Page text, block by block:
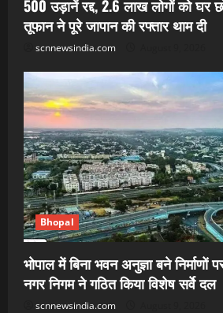
500 उड़ानें रद्द, 2.6 लाख लोगों को घर
तूफान ने पूरे जापान की रफ्तार थाम दी
scnnewsindia.com
Bhopal
भोपाल में बिना भवन अनुज्ञा बने निर्माणों
नगर निगम ने गठित किया विशेष सर्वे दल
scnnewsindia.com